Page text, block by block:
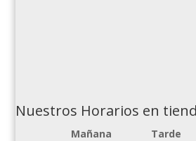
Nuestros Horarios en
Mañana
Tarde